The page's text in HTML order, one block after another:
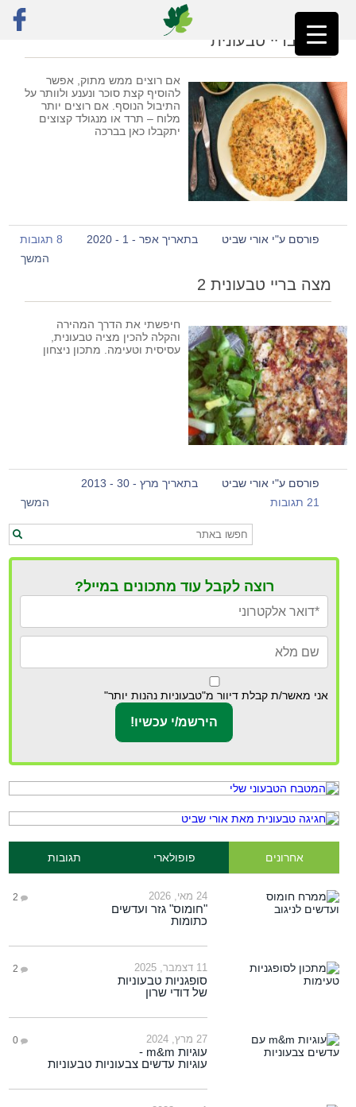
ראשי»מצה בריי
מצה בריי טבעונית
אם רוצים ממש מתוק, אפשר
להוסיף קצת סוכר ונענע ולוותר על
התיבול הנוסף. אם רוצים יותר
מלוח – תרד או מנגולד קצוצים
יתקבלו כאן בברכה
פורסם ע"י אורי שביט בתאריך אפר - 1 - 2020
8 תגובות
המשך
מצה בריי טבעונית 2
חיפשתי את הדרך המהירה
והקלה להכין מציה טבעונית,
עסיסית וטעימה. מתכון ניצחון
פורסם ע"י אורי שביט
בתאריך מרץ - 30 - 2013
21 תגובות
המשך
רוצה לקבל עוד מתכונים במייל?
אני מאשר/ת קבלת דיוור מ"טבעוניות נהנות יותר"
אחרונים פופולארי תגובות
24 מאי, 2026 2
"חומוס" גזר ועדשים
כתומות
11 דצמבר, 2025 2
סופגניות טבעוניות
של דודי שרון
27 מרץ, 2024 0
עוגיות m&m -
עוגיות עדשים צבעוניות טבעוניות